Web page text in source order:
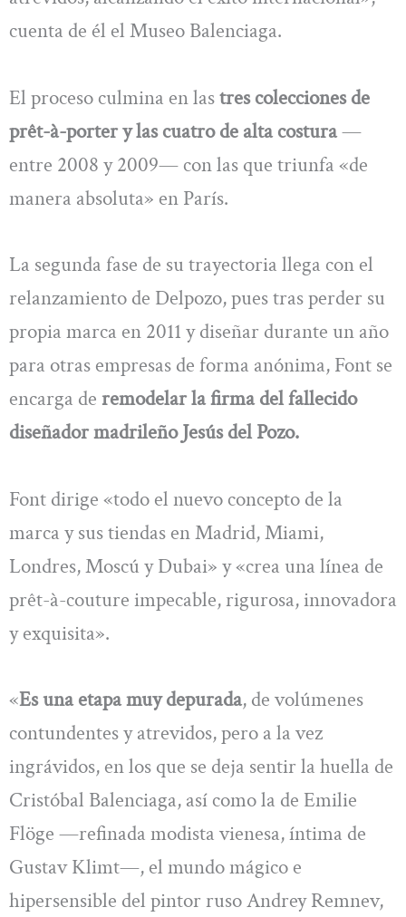
cuenta de él el Museo Balenciaga.
El proceso culmina en lastres colecciones de
prêt-à-porter y las cuatro de alta costura—
entre 2008 y 2009— con las que triunfa «de
manera absoluta» en París.
La segunda fase de su trayectoria llega con el
relanzamiento de Delpozo, pues tras perder su
propia marca en 2011 y diseñar durante un año
para otras empresas de forma anónima, Font se
encarga de remodelar la firma del fallecido
diseñador madrileño Jesús del Pozo.
Font dirige «todo el nuevo concepto de la
marca y sus tiendas en Madrid, Miami,
Londres, Moscú y Dubai» y «crea una línea de
prêt-à-couture impecable, rigurosa, innovadora
y exquisita».
«Es una etapa muy depurada, de volúmenes
contundentes y atrevidos, pero a la vez
ingrávidos, en los que se deja sentir la huella de
Cristóbal Balenciaga, así como la de Emilie
Flöge —refinada modista vienesa, íntima de
Gustav Klimt—, el mundo mágico e
hipersensible del pintor ruso Andrey Remnev,